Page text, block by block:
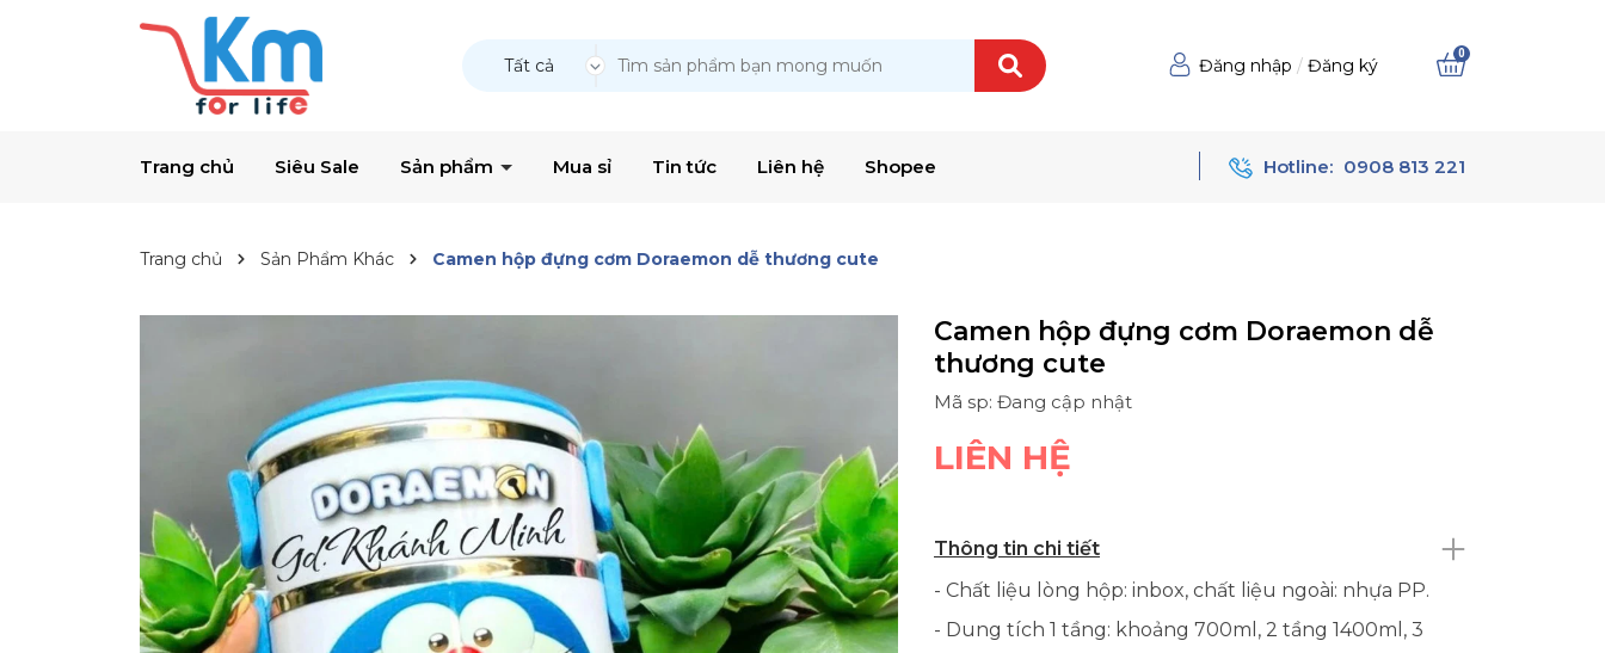
Tất cả Đăng nhập / Đăng ký
0
Trang chủ Siêu Sale Sản phẩm Mua sỉ Tin tức Liên hệ Shopee Hotline: 0908 813 221
Trang chủ Sản Phẩm Khác Camen hộp đựng cơm Doraemon dễ thương cute
Camen hộp đựng cơm Doraemon dễ
thương cute
Mã sp: Đang cập nhật
LIÊN HỆ
Thông tin chi tiết
- Chất liệu lòng hộp: inbox, chất liệu ngoài: nhựa PP.
- Dung tích 1 tầng: khoảng 700ml, 2 tầng 1400ml, 3